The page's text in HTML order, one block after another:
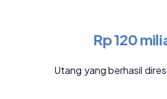
Rp 120
Utang yang berhasil